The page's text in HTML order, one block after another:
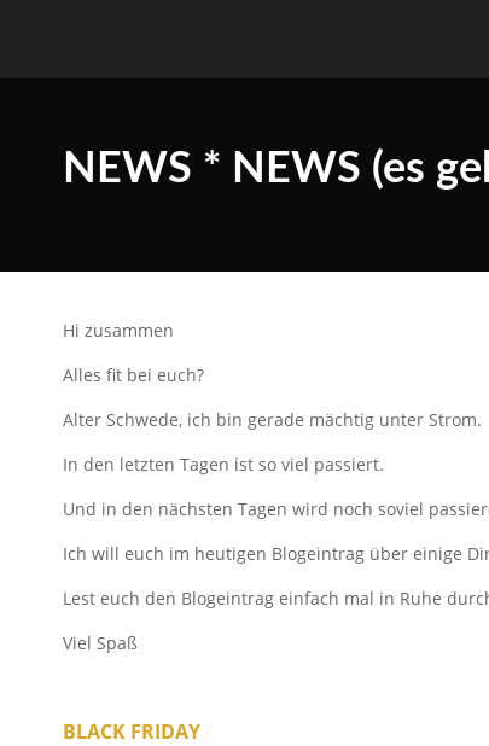
NEWS * NEWS (es
Hi zusammen
Alles fit bei euch?
Alter Schwede, ich bin gerade mächtig unter Strom.
In den letzten Tagen ist so viel passiert.
Und in den nächsten Tagen wird noch soviel
Ich will euch im heutigen Blogeintrag über einige
Lest euch den Blogeintrag einfach mal in Ruhe
Viel Spaß
BLACK FRIDAY